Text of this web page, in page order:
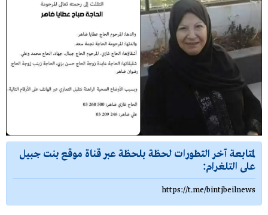
لمتابعة آخر التطورات لحظة بلحظة عبر قناة موقع بنت جبيل
على التلغرام:
https://t.me/bintjbeilnews